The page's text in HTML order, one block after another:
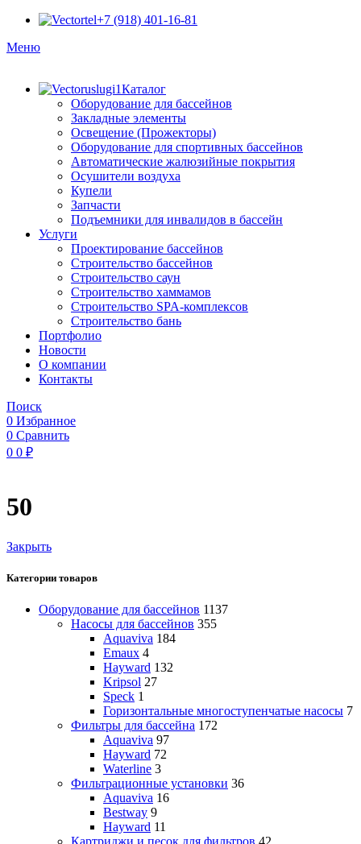
+7 (918) 401-16-81
Меню
Каталог
Оборудование для бассейнов
Закладные элементы
Освещение (Прожекторы)
Оборудование для спортивных бассейнов
Автоматические жалюзийные покрытия
Осушители воздуха
Купели
Запчасти
Подъемники для инвалидов в бассейн
Услуги
Проектирование бассейнов
Строительство бассейнов
Строительство саун
Строительство хаммамов
Строительство SPA-комплексов
Строительство бань
Портфолио
Новости
O компании
Контакты
Поиск
0 Избранное
0 Сравнить
0 0 ₽
50
Закрыть
Категории товаров
Оборудование для бассейнов 1137
Насосы для бассейнов 355
Aquaviva 184
Emaux 4
Hayward 132
Kripsol 27
Speck 1
Горизонтальные многоступенчатые насосы 7
Фильтры для бассейна 172
Aquaviva 97
Hayward 72
Waterline 3
Фильтрационные установки 36
Aquaviva 16
Bestway 9
Hayward 11